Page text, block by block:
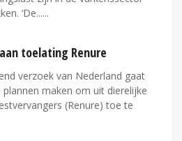
‘De...
toelating Renure
verzoek van Nederland gaat
maken om uit dierelijke
(Renure) toe te